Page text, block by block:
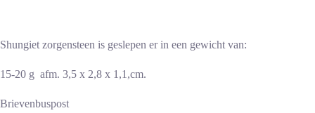
Shungiet zorgensteen is geslepen er in een gewicht van:
15-20 g afm. 3,5 x 2,8 x 1,1,cm.
Brievenbuspost